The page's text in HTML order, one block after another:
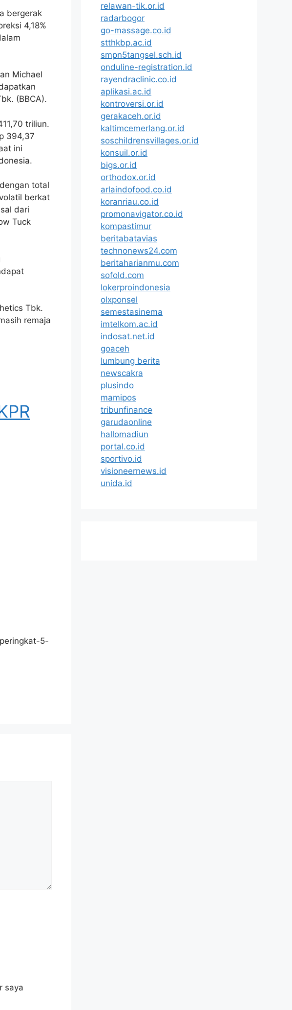
bergerak
4,18%
Michael
(BBCA).
triliun.
394,37
ini
total
berkat
dari
Tuck
Tbk.
remaja
5-
saya
relawan-tik.or.id
radarbogor
go-massage.co.id
stthkbp.ac.id
smpn5tangsel.sch.id
onduline-registration.id
rayendraclinic.co.id
aplikasi.ac.id
kontroversi.or.id
gerakaceh.or.id
kaltimcemerlang.or.id
soschildrensvillages.or.id
konsuil.or.id
bigs.or.id
orthodox.or.id
arlaindofood.co.id
koranriau.co.id
promonavigator.co.id
kompastimur
beritabatavias
technonews24.com
beritaharianmu.com
sofold.com
lokerproindonesia
olxponsel
semestasinema
imtelkom.ac.id
indosat.net.id
goaceh
lumbung berita
newscakra
plusindo
mamipos
tribunfinance
garudaonline
hallomadiun
portal.co.id
sportivo.id
visioneernews.id
unida.id